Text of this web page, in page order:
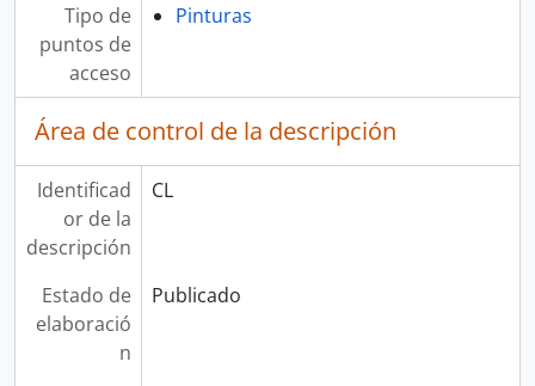
Tipo de
puntos de
acceso
Pinturas
Área de control de la descripción
Identificad
or de la
descripción
CL
Estado de
elaboració
n
Publicado